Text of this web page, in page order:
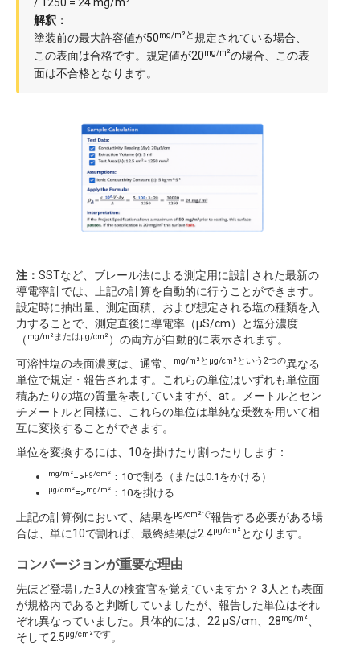
解釈：
塗装前の最大許容値が50mg/m²と 規定されている場合、
この表面は合格です。規定値が20mg/m²の場合、この表
面は不合格となります。
注： SSTなど、ブレール法による測定用に設計された最新の
導電率計では、上記の計算を自動的に行うことができます。
設定時に抽出量、測定面積、および想定される塩の種類を入
力することで、測定直後に導電率（µS/cm）と塩分濃度
（ mg/m²またはµg/cm² ）の両方が自動的に表示されます。
可溶性塩の表面濃度は、通常、
mg/m²とµg/cm²という2つの異なる
単位で規定・報告されます。これらの単位はいずれも単位面
積あたりの塩の質量を表していますが、at 。メートルとセン
チメートルと同様に、これらの単位は単純な乗数を用いて相
互に変換することができます。
単位を変換するには、10を掛けたり割ったりします：
mg/m²=>µg/cm² ：10で割る（または0.1をかける）
µg/cm²=>mg/m² ：10を掛ける
上記の計算例において、結果をµg/cm²で報告する必要がある場
合は、単に10で割れば、最終結果は2.4µg/cm² となります。
コンバージョンが重要な理由
先ほど登場した3人の検査官を覚えていますか？ 3人とも表面
が規格内であると判断していましたが、報告した単位はそれ
ぞれ異なっていました。具体的には、22 µS/cm、28mg/m²
そして2.5µg/cm²です。